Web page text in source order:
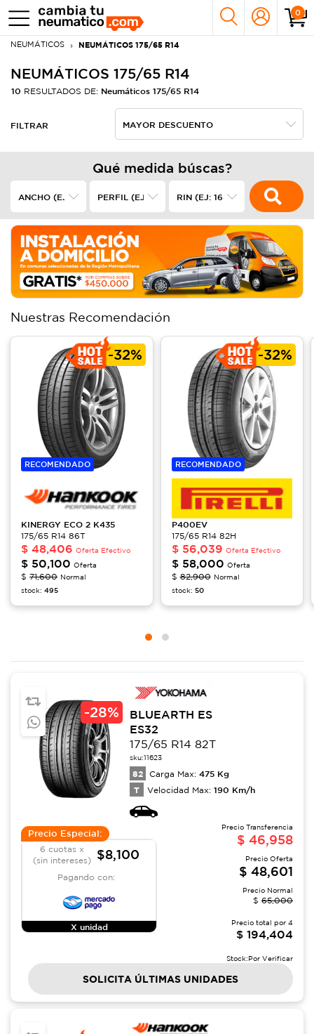
0
NEUMÁTICOS NEUMÁTICOS 175/65 R14
NEUMÁTICOS 175/65 R14
10 RESULTADOS DE: Neumáticos 175/65 R14
FILTRAR
Qué medida búscas?
Nuestras Recomendación
-32%
RECOMENDADO
KINERGY ECO 2 K435
175/65 R14 86T
$ 48,406 Oferta Efectivo
$ 50,100 Oferta
$ 71,600 Normal
stock: 495
-32%
RECOMENDADO
P400EV
175/65 R14 82H
$ 56,039 Oferta Efectivo
$ 58,000 Oferta
$82,900 Normal
stock: 50
-28%
BLUEARTH ES
ES32
175/65 R14 82T
sku:11623
82 Carga Max: 475 Kg
T Velocidad Max: 190 Km/h
Precio Especial:
6 cuotas x
(sin intereses)
$8,100
Pagando con:
X unidad
Precio Transferencia
$ 46,958
Precio Oferta
$ 48,601
Precio Normal
$ 65,000
Precio total por 4
$ 194,404
Stock:Por Verificar
SOLICITA ÚLTIMAS UNIDADES